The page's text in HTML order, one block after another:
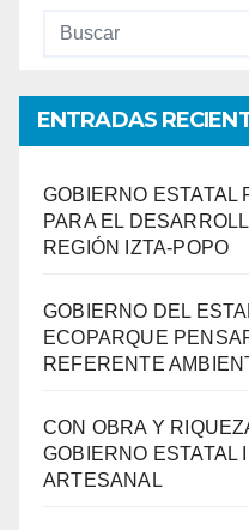
ENTRADAS
GOBIERNO ESTATAL
PARA EL
REGIÓN IZTA-POPO
GOBIERNO DEL
ECOPARQUE
REFERENTE
CON OBRA Y
GOBIERNO ESTATAL
ARTESANAL